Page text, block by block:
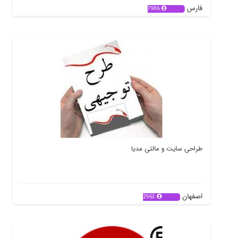
فارس 7986
طراحی سایت و مالتی مدیا
اصفهان 2963